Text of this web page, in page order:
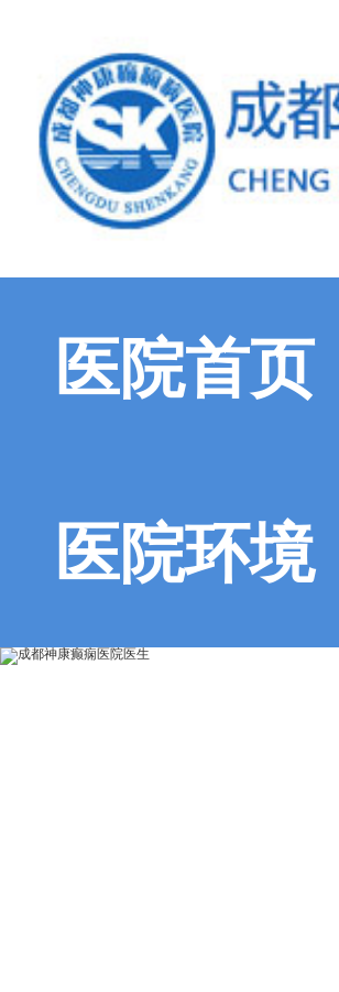
医院首页
医院环境